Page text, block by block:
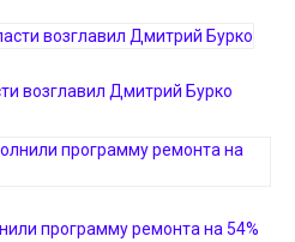
возглавил Дмитрий Бурко
программу ремонта на 54%